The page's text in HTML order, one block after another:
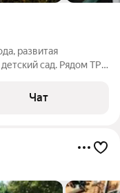
развитая
сад. Рядом ТРЦ
м. Новокосино -20
Чат